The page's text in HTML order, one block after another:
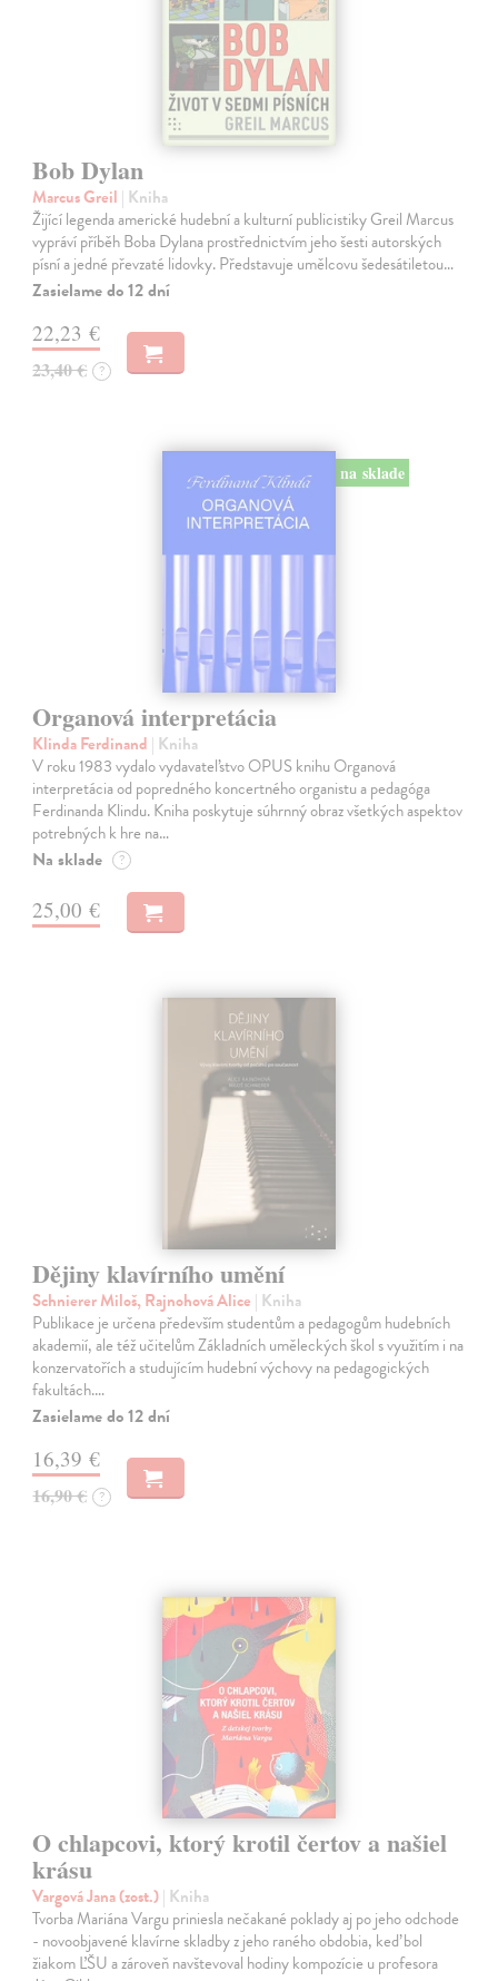
Bob Dylan
Marcus Greil | Kniha
Žijící legenda americké hudební a kulturní publicistiky Greil Marcus
vypráví příběh Boba Dylana prostřednictvím jeho šesti autorských
písní a jedné převzaté lidovky. Představuje umělcovu šedesátiletou…
Zasielame do 12 dní
22,23 €
23,40 € ?
na sklade
Organová interpretácia
Klinda Ferdinand | Kniha
V roku 1983 vydalo vydavateľstvo OPUS knihu Organová
interpretácia od popredného koncertného organistu a pedagóga
Ferdinanda Klindu. Kniha poskytuje súhrnný obraz všetkých aspektov
potrebných k hre na…
Na sklade ?
25,00 €
Dějiny klavírního umění
Schnierer Miloš, Rajnohová Alice | Kniha
Publikace je určena především studentům a pedagogům hudebních
akademií, ale též učitelům Základních uměleckých škol s využitím i na
konzervatořích a studujícím hudební výchovy na pedagogických
fakultách.…
Zasielame do 12 dní
16,39 €
16,90 € ?
O chlapcovi, ktorý krotil čertov a našiel
krásu
Vargová Jana (zost.)| Kniha
Tvorba Mariána Vargu priniesla nečakané poklady aj po jeho odchode
- novoobjavené klavírne skladby z jeho raného obdobia, keď bol
žiakom ĽŠU a zároveň navštevoval hodiny kompozície u profesora